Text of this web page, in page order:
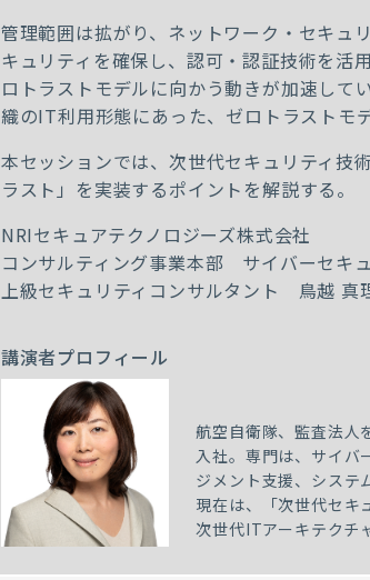
管理範囲は拡がり、ネットワーク・セキュ
キュリティを確保し、認可・認証技術を活
ロトラストモデルに向かう動きが加速して
織のIT利用形態にあった、ゼロトラストモ
本セッションでは、次世代セキュリティ技
ラスト」を実装するポイントを解説する。
NRIセキュアテクノロジーズ株式会社
コンサルティング事業本部 サイバーセキ
上級セキュリティコンサルタント 鳥越 真
講演者プロフィール
航空自衛隊、監査法人
入社。専門は、サイバ
ジメント支援、システ
現在は、「次世代セキ
次世代ITアーキテクチ